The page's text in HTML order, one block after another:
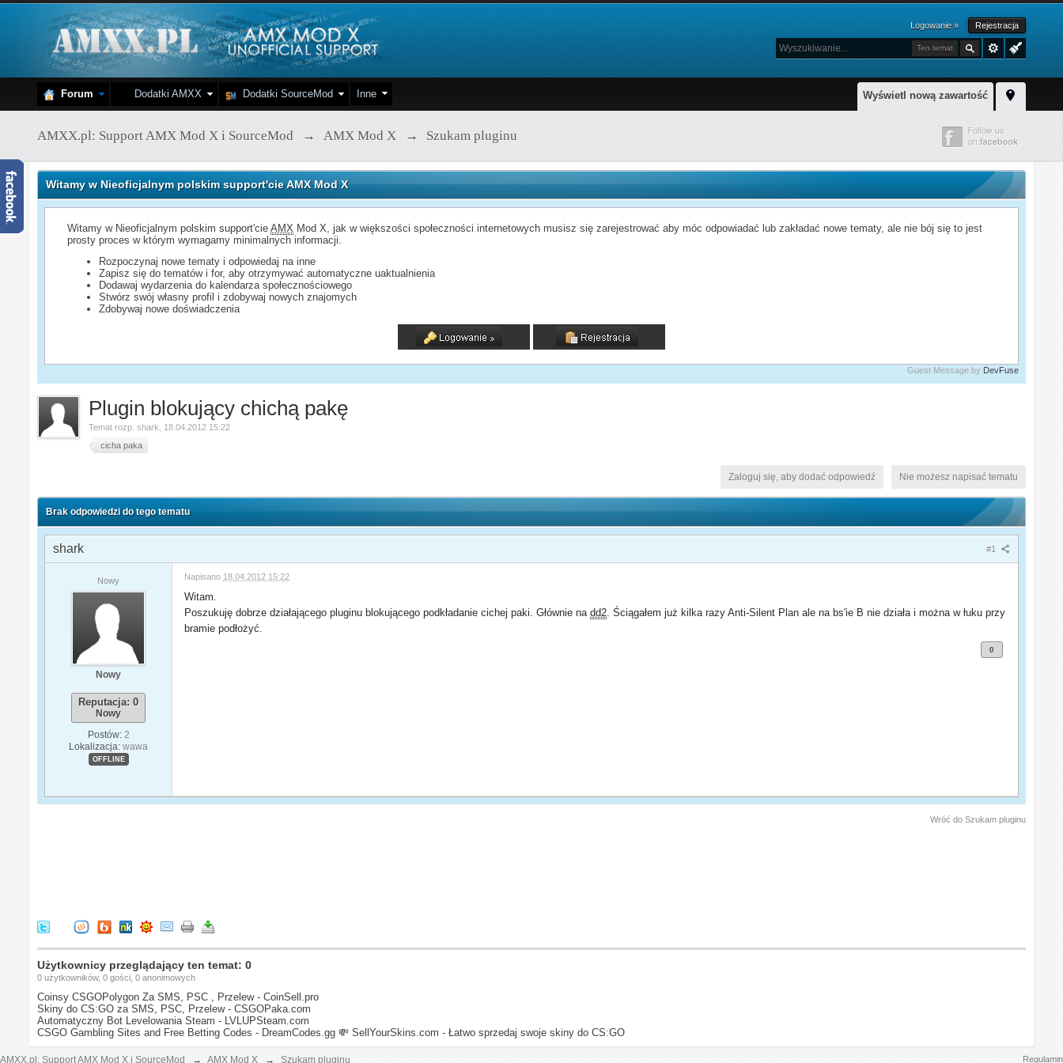
Logowanie » Rejestracja
Ten temat
Wyświetl nową zawartość
Forum Dodatki AMXX Dodatki SourceMod Inne
AMXX.pl: Support AMX Mod X i SourceMod → AMX Mod X → Szukam pluginu
Witamy w Nieoficjalnym polskim support'cie AMX Mod X
Witamy w Nieoficjalnym polskim support'cieAMX Mod X, jak w większości społeczności internetowych musisz się zarejestrować aby móc odpowiadać lub zakładać nowe tematy, ale nie bój się to jest
prosty proces w którym wymagamy minimalnych informacji.
Rozpoczynaj nowe tematy i odpowiedaj na inne
Zapisz się do tematów i for, aby otrzymywać automatyczne uaktualnienia
Dodawaj wydarzenia do kalendarza społecznościowego
Stwórz swój własny profil i zdobywaj nowych znajomych
Zdobywaj nowe doświadczenia
Guest Message by DevFuse
Plugin blokujący chichą pakę
Temat rozp.shark
18.04.2012 15:22
cicha paka
Nie możesz napisać tematu
Zaloguj się, aby dodać odpowiedź
Brak odpowiedzi do tego tematu
#1
shark
Nowy
Nowy
Reputacja: 0
Nowy
Postów: 2
Lokalizacja: wawa
OFFLINE
Napisano 18.04.2012 15:22
Witam.
Poszukuję dobrze działającego pluginu blokującego podkładanie cichej paki. Głównie nadd2 . Ściągałem już kilka razy Anti-Silent Plan ale na bs'ie B nie działa i można w łuku przy
bramie podłożyć.
0
Wróć do Szukam pluginu
Użytkownicy przeglądający ten temat: 0
0 użytkowników, 0 gości, 0 anonimowych
Coinsy CSGOPolygon Za SMS, PSC , Przelew - CoinSell.pro
Skiny do CS:GO za SMS, PSC, Przelew - CSGOPaka.com
Automatyczny Bot Levelowania Steam - LVLUPSteam.com
CSGO Gambling Sites and Free Betting Codes - DreamCodes.gg 💸 SellYourSkins.com - Łatwo sprzedaj swoje skiny do CS:GO
AMXX.pl: Support AMX Mod X i SourceMod → AMX Mod X → Szukam pluginu Regulamin